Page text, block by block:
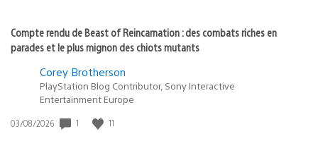
Compte rendu de Beast of Reincarnation : des combats riches en
parades et le plus mignon des chiots mutants
Corey Brotherson
PlayStation Blog Contributor, Sony Interactive
Entertainment Europe
Date
03/08/2026 1 11